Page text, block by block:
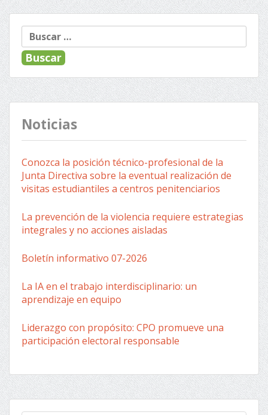
Buscar:
Noticias
Conozca la posición técnico-profesional de la
Junta Directiva sobre la eventual realización de
visitas estudiantiles a centros penitenciarios
La prevención de la violencia requiere estrategias
integrales y no acciones aisladas
Boletín informativo 07-2026
La IA en el trabajo interdisciplinario: un
aprendizaje en equipo
Liderazgo con propósito: CPO promueve una
participación electoral responsable